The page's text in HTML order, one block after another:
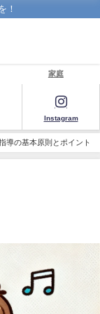
！
家庭
Instagram
導の基本原則とポイント